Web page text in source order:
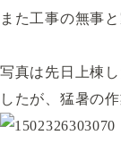
また工事の無事
写真は先日上棟
したが、猛暑の